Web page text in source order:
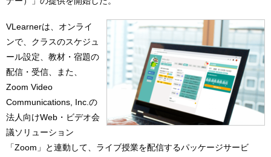
VLearnerは、オンライ
ンで、クラスのスケジュ
ール設定、教材・宿題の
配信・受信、また、
Zoom Video
Communications, Inc.の
法人向けWeb・ビデオ会
議ソリューション
「Zoom」と連動して、ライブ授業を配信するパッケージサービ